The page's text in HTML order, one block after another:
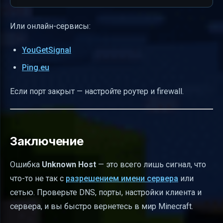
Или онлайн-сервисы:
YouGetSignal
Ping.eu
Если порт закрыт — настройте роутер и firewall.
Заключение
Ошибка Unknown Host — это всего лишь сигнал, что
что-то не так с разрешением имени сервера или
сетью. Проверьте DNS, порты, настройки клиента и
сервера, и вы быстро вернетесь в мир Minecraft.